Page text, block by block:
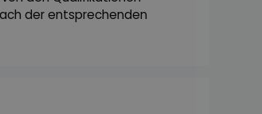
der entsprechenden